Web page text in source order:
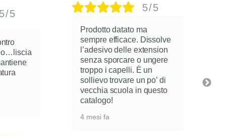
5
5/5
Prodotto datato ma
sempre efficace. Dissolve
l’adesivo delle extension
senza sporcare o ungere
troppo i capelli. È un
sollievo trovare un po’ di
vecchia scuola in questo
catalogo!
4 mesi fa